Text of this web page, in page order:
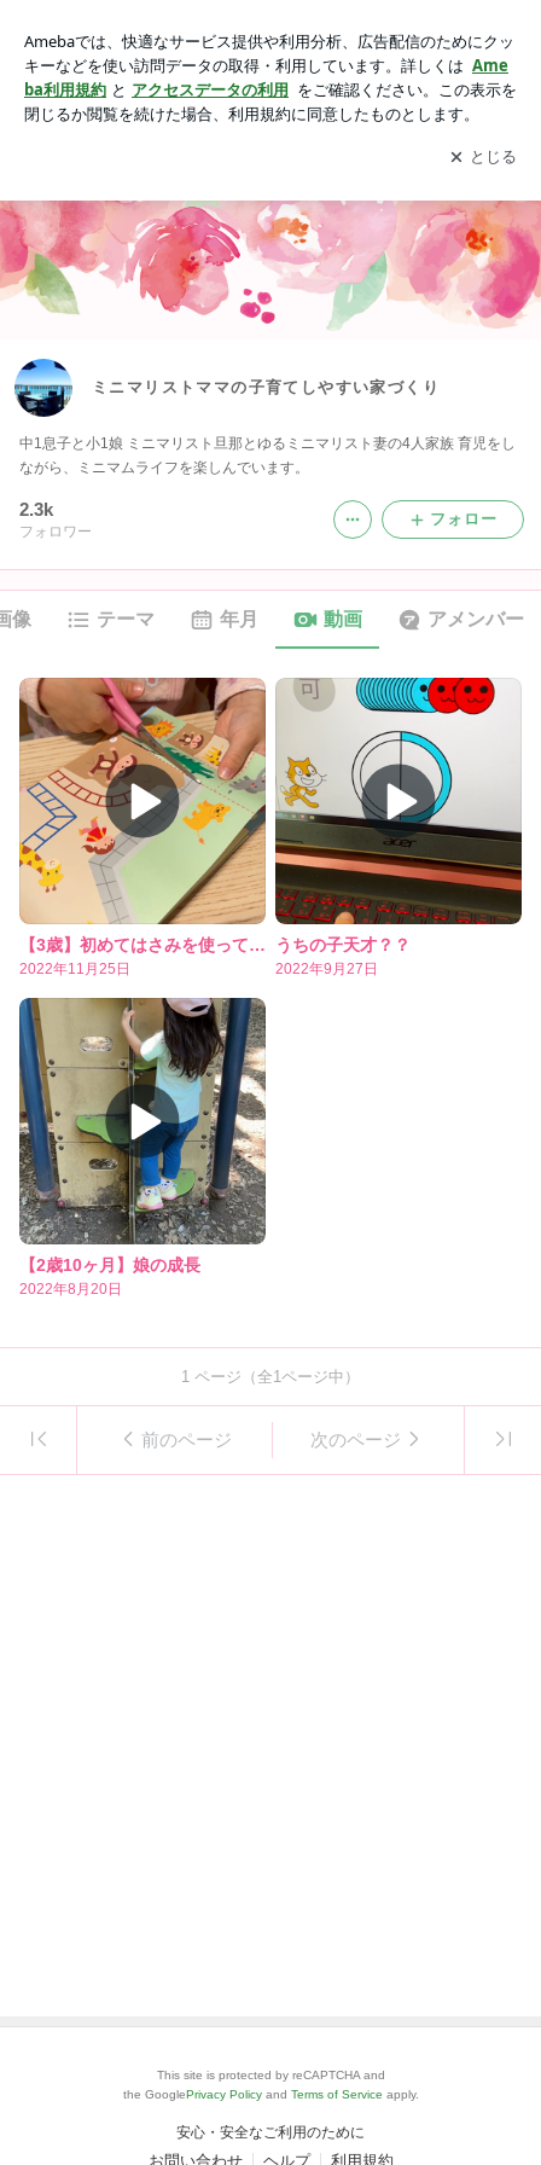
アプリをダウンロードして ブログの更新通知
を受け取りまし
ょう。
開く
ミニマリストママの子育てしやすい家づくり
中1息子と小1娘 ミニマリスト旦那とゆるミニマリスト妻の4人家族 育児をし
ながら、ミニマムライフを楽しんでいます。
2.3k
フォロワー
フォロー
像 テーマ 年月 動画 アメンバー
【3歳】初めてはさみを使ってみた結果
2022年11月25日
うちの子天才？？
2022年9月27日
【2歳10ヶ月】娘の成長
2022年8月20日
1 ページ（全1ページ中）
前のページ 次のページ
This site is protected by reCAPTCHA and
the GooglePrivacy Policy and Terms of Service apply.
安心・安全なご利用のために
お問い合わせ ヘルプ 利用規約